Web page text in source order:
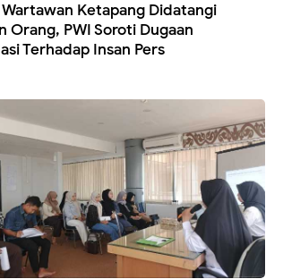
Wartawan Ketapang Didatangi
Orang, PWI Soroti Dugaan
Terhadap Insan Pers